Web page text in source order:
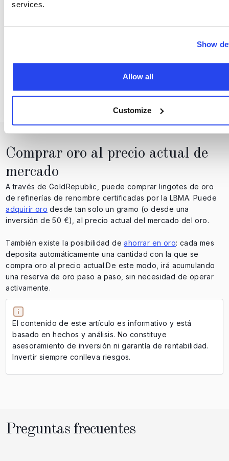
services.
Show
Allow all
Customize
mayor demanda de oro como refugio seguro.
Comprar oro al precio actual de
mercado
A través de GoldRepublic, puede comprar lingotes de oro
de refinerías de renombre certificadas por la LBMA. Puede
adquirir oro desde tan solo un gramo (o desde una
inversión de 50 €), al precio actual del mercado del oro.
También existe la posibilidad deahorrar en oro: cada mes
deposita automáticamente una cantidad con la que se
compra oro al precio actual.De este modo, irá acumulando
una reserva de oro paso a paso, sin necesidad de operar
activamente.
El contenido de este artículo es informativo y está
basado en hechos y análisis. No constituye
asesoramiento de inversión ni garantía de rentabilidad.
Invertir siempre conlleva riesgos.
Preguntas frecuentes